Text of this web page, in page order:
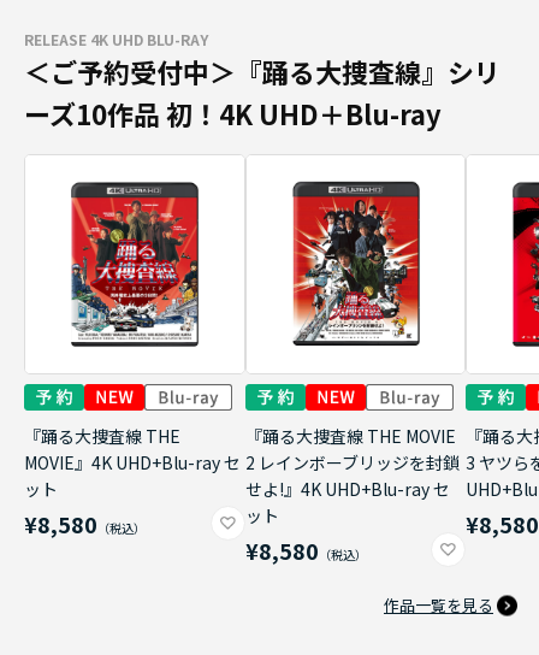
RELEASE 4K UHD BLU-RAY
＜ご予約受付中＞『踊る大捜査線』シリ
ーズ10作品 初！4K UHD＋Blu-ray
『踊る大捜査線 THE
MOVIE』4K UHD+Blu-ray セ
ット
¥8,580
『踊る大捜査線 THE MOVIE
2 レインボーブリッジを封鎖
せよ!』4K UHD+Blu-ray セ
ット
¥8,580
『踊る
3 ヤツら
¥8,580
作品一覧を見る